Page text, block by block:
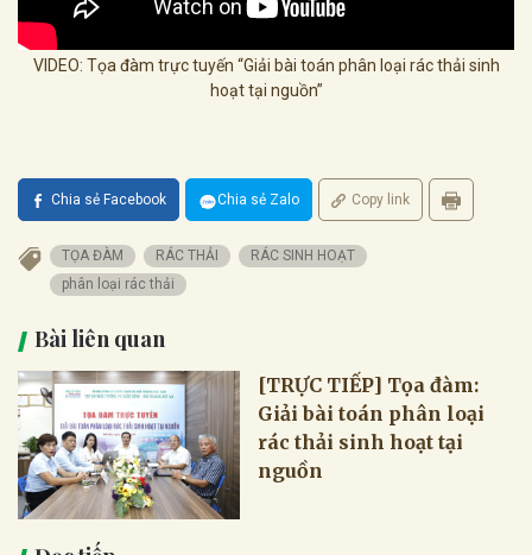
VIDEO: Tọa đàm trực tuyến “Giải bài toán phân loại rác thải sinh
hoạt tại nguồn”
Chia sẻ Facebook Chia sẻ Zalo Copy link
TỌA ĐÀM RÁC THẢI
RÁC SINH HOẠT
phân loại rác thải
Bài liên quan
[TRỰC TIẾP] Tọa đàm:
Giải bài toán phân loại
rác thải sinh hoạt tại
nguồn